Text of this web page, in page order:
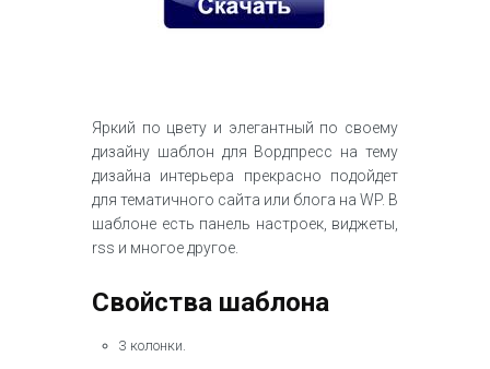
Яркий по цвету и элегантный по своему
дизайну шаблон для Вордпресс на тему
дизайна интерьера прекрасно подойдет
для тематичного сайта или блога на WP. В
шаблоне есть панель настроек, виджеты,
rss и многое другое.
Свойства шаблона
3 колонки.